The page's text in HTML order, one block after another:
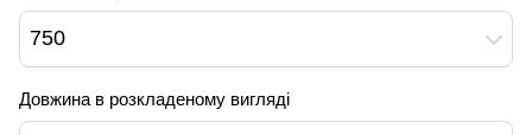
750
Довжина в розкладеному вигляді